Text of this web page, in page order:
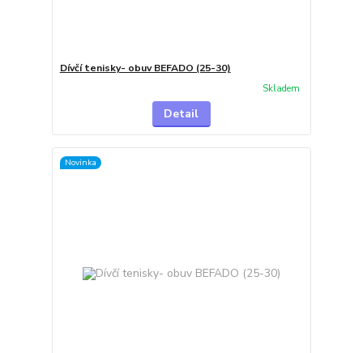
Dívčí tenisky- obuv BEFADO (25-30)
Skladem
Detail
Novinka